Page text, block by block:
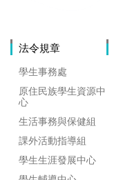
法令規章
學生事務處
原住民族學生資源中
心
生活事務與保健組
課外活動指導組
學生生涯發展中心